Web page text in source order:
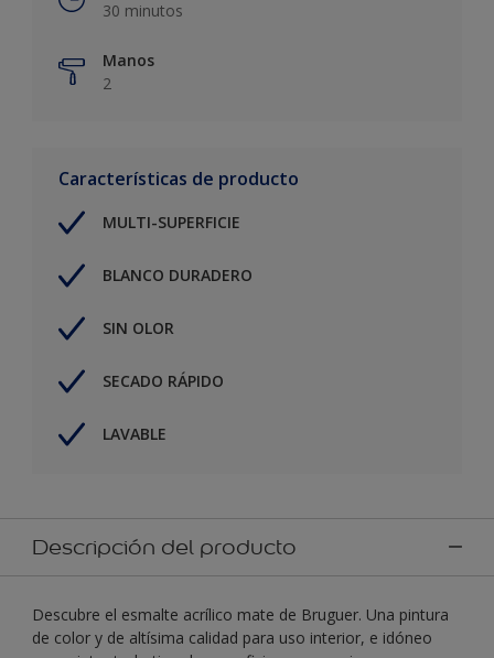
30 minutos
Manos
2
Características de producto
MULTI-SUPERFICIE
BLANCO DURADERO
SIN OLOR
SECADO RÁPIDO
LAVABLE
Descripción del producto
Descubre el esmalte acrílico mate de Bruguer. Una pintura
de color y de altísima calidad para uso interior, e idóneo